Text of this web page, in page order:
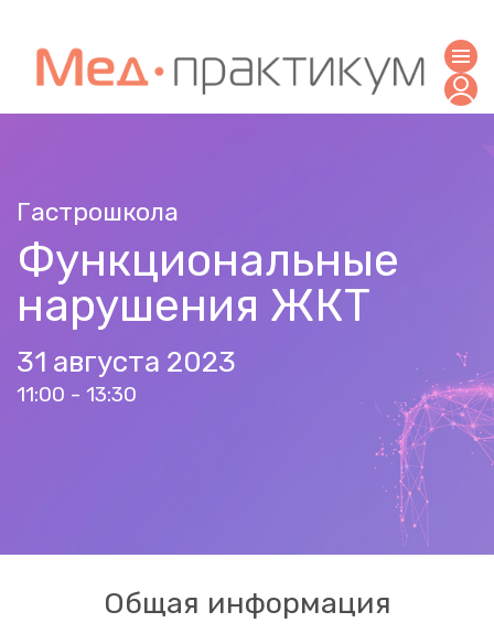
Гастрошкола
Функциональные
нарушения ЖКТ
31 августа 2023
11:00 - 13:30
Общая информация